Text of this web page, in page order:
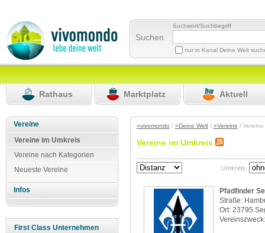
Suchen
Suchwort/Suchbegriff
nur in Kanal Deine Welt
Rathaus Marktplatz Aktuell
Vereine
Vereine im Umkreis
Vereine nach Kategorien
Neueste Vereine
Infos
First Class Unternehmen
»vivomondo / »Deine Welt/ »Vereine /
Vereine im Umkreis
Umkreis:
Pfadfinder
Straße:
Ort: 23795